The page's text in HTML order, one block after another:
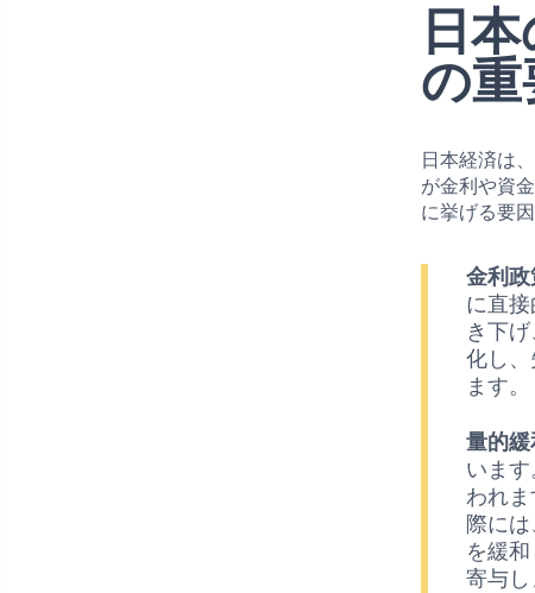
日
の
日本経済は
が金利や資
に挙げる要
金利政
に直
き下
化し
ます。
量的緩
いま
われ
際に
を緩
寄与し